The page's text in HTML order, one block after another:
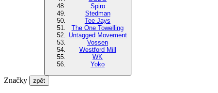
Spiro
Stedman
Tee Jays
The One Towelling
Untagged Movement
Vossen
Westford Mill
WK
Yoko
Značky zpět